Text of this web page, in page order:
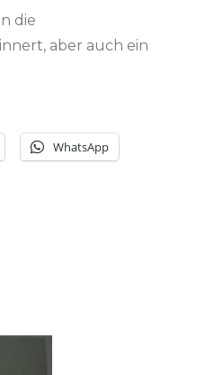
die
aber auch ein
WhatsApp